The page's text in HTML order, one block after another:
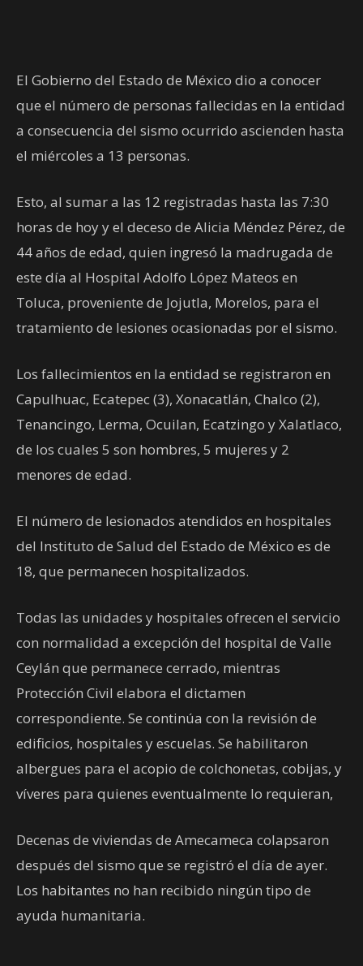
El Gobierno del Estado de México dio a conocer
que el número de personas fallecidas en la entidad
a consecuencia del sismo ocurrido ascienden hasta
el miércoles a 13 personas.
Esto, al sumar a las 12 registradas hasta las 7:30
horas de hoy y el deceso de Alicia Méndez Pérez, de
44 años de edad, quien ingresó la madrugada de
este día al Hospital Adolfo López Mateos en
Toluca, proveniente de Jojutla, Morelos, para el
tratamiento de lesiones ocasionadas por el sismo.
Los fallecimientos en la entidad se registraron en
Capulhuac, Ecatepec (3), Xonacatlán, Chalco (2),
Tenancingo, Lerma, Ocuilan, Ecatzingo y Xalatlaco,
de los cuales 5 son hombres, 5 mujeres y 2
menores de edad.
El número de lesionados atendidos en hospitales
del Instituto de Salud del Estado de México es de
18, que permanecen hospitalizados.
Todas las unidades y hospitales ofrecen el servicio
con normalidad a excepción del hospital de Valle
Ceylán que permanece cerrado, mientras
Protección Civil elabora el dictamen
correspondiente. Se continúa con la revisión de
edificios, hospitales y escuelas. Se habilitaron
albergues para el acopio de colchonetas, cobijas, y
víveres para quienes eventualmente lo requieran,
Decenas de viviendas de Amecameca colapsaron
después del sismo que se registró el día de ayer.
Los habitantes no han recibido ningún tipo de
ayuda humanitaria.